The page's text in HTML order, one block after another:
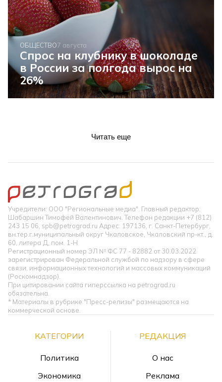
ОБЩЕСТВО7 августа
Спрос на клубнику в шоколаде
в России за полгода вырос на
26%
Читать еще
Учредители: ООО "Региональные медиа". Главный редактор:
Шабаршин Тимофей Валентинович. Телефон редакции +7 (812)
243 15 06, spb@petrograd.ru Адрес: 197136, г. Санкт-Петербург,
вн.тер.г.муниципальный округ Чкаловское, Чкаловский пр-кт., д.
60, литера Д, пом. 1-Н
Регистрационный номер ЭЛ № ФС 77 - 82882 от 30.03.2022
зарегистрирован Федеральной службой по надзору в сфере
связи, информационных технологий и массовых коммуникаций
(Роскомнадзор).
При цитировании сайта гиперссылка на petrograd.ru
обязательна.
* Материалы в рубрике "Пресс-релизы" размещаются на
коммерческой основе.
КАТЕГОРИИ
Политика
Экономика
РЕДАКЦИЯ
О нас
Реклама